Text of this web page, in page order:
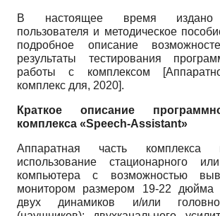
В настоящее время издано
пользователя и методическое
подробное описание
результаты тестирования
работы с комплексом
[
комплекс для, 2020].
Краткое описание
комплекса «Speech-Assistant»
Аппаратная часть комплекса
использование стационарного
компьютера с возможностью
монитором размером 19-22 дюйма
двух динамиков и/или